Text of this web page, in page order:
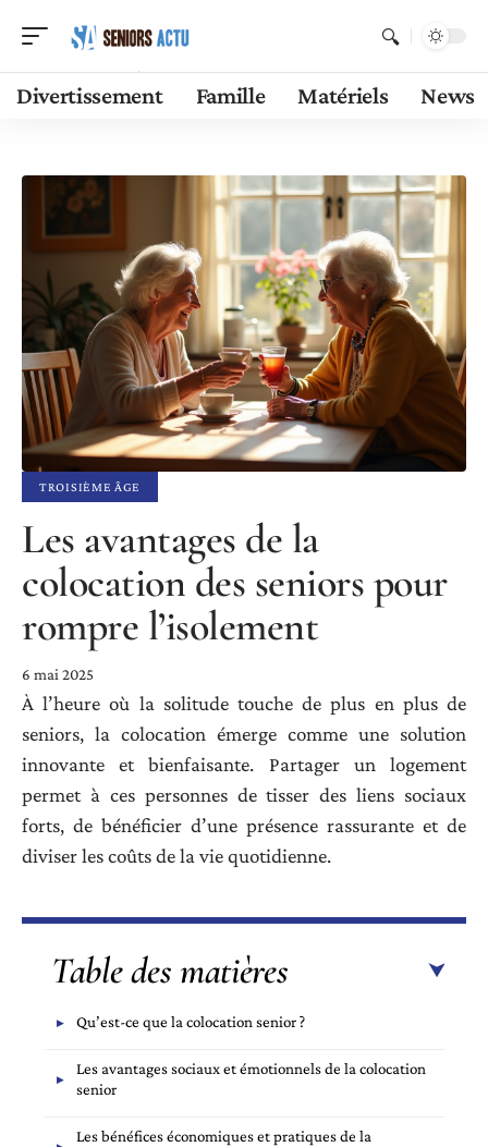
Divertissement Famille Matériels News
TROISIÈME ÂGE
Les avantages de la
colocation des seniors pour
rompre l’isolement
6 mai 2025
À l’heure où la solitude touche de plus en plus de
seniors, la colocation émerge comme une solution
innovante et bienfaisante. Partager un logement
permet à ces personnes de tisser des liens sociaux
forts, de bénéficier d’une présence rassurante et de
diviser les coûts de la vie quotidienne.
Table des matières
Qu’est-ce que la colocation senior ?
Les avantages sociaux et émotionnels de la colocation
senior
Les bénéfices économiques et pratiques de la